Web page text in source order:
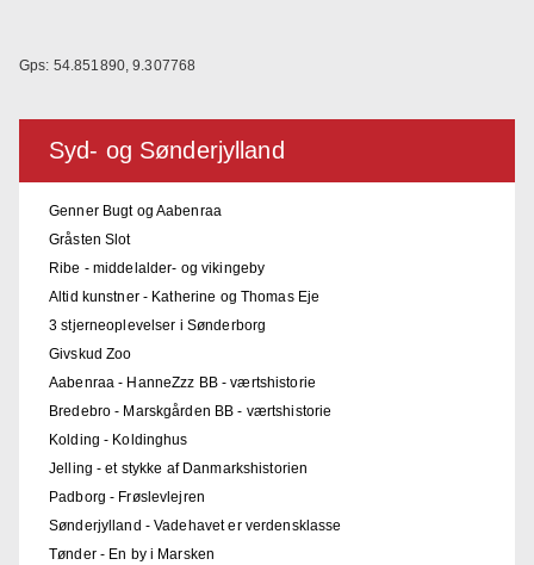
Gps: 54.851890, 9.307768
Syd- og Sønderjylland
Genner Bugt og Aabenraa
Gråsten Slot
Ribe - middelalder- og vikingeby
Altid kunstner - Katherine og Thomas Eje
3 stjerneoplevelser i Sønderborg
Givskud Zoo
Aabenraa - HanneZzz BB - værtshistorie
Bredebro - Marskgården BB - værtshistorie
Kolding - Koldinghus
Jelling - et stykke af Danmarkshistorien
Padborg - Frøslevlejren
Sønderjylland - Vadehavet er verdensklasse
Tønder - En by i Marsken